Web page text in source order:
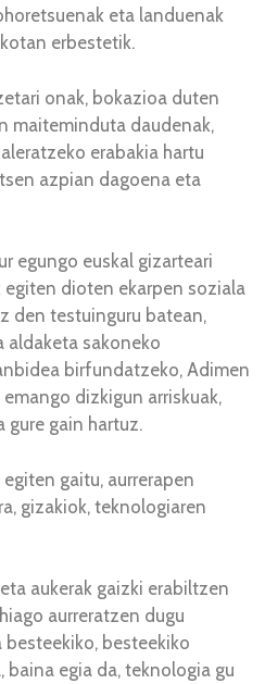
eta landuenak
erbestetik.
onak, bokazioa duten
maiteminduta daudenak,
erabakia hartu
azpian dagoena eta
egungo euskal gizarteari
egiten dioten ekarpen soziala
den testuinguru batean,
aldaketa sakoneko
birfundatzeko, Adimen
dizkigun arriskuak,
gure gain hartuz.
gaitu, aurrerapen
gizakiok, teknologiaren
aukerak gaizki erabiltzen
aurreratzen dugu
besteekiko
egia da, teknologia gu